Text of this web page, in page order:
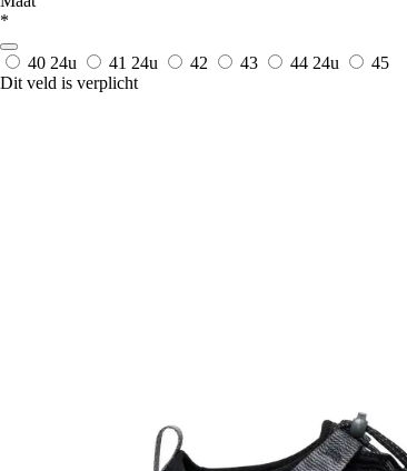
*
40 24u 41 24u 42 43 44 24u
45
Dit veld is verplicht